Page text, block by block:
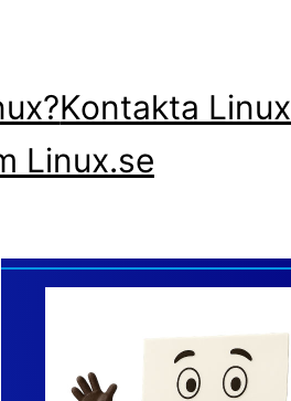
Kontakta
Linux.se